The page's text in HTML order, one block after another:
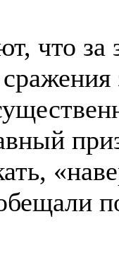
что